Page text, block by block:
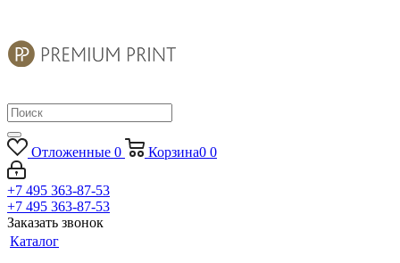
Отложенные 0 Корзина0 0
+7 495 363-87-53
+7 495 363-87-53
Заказать звонок
Каталог